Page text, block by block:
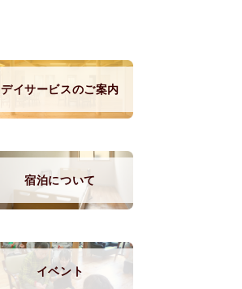
デイサービスのご案内
宿泊について
イベント